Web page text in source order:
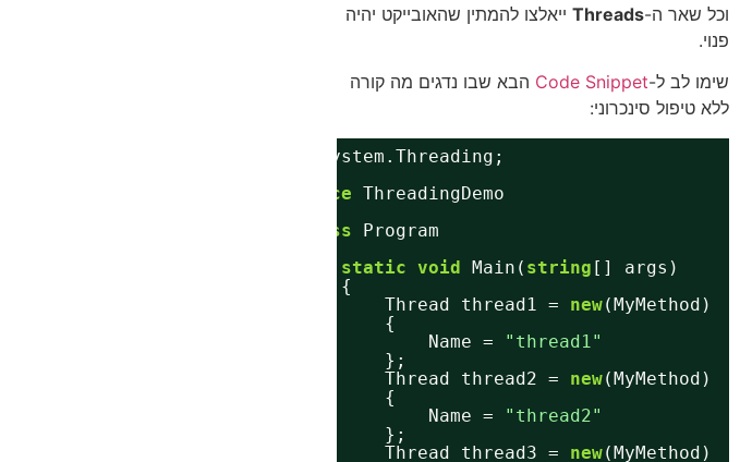
וכל שאר ה-Threads ייאלצו להמתין שהאובייקט יהיה
פנוי.
שימו לב ל-Code Snippet הבא שבו נדגים מה קורה
ללא טיפול סינכרוני:
System.Threading;
namespace ThreadingDemo
class
Program
static void Main( string [] args)
{
Thread thread1 = new(MyMethod)
{
Name =
"thread1"
};
Thread thread2 = new(MyMethod)
{
Name =
"thread2"
};
Thread thread3 = new(MyMethod)